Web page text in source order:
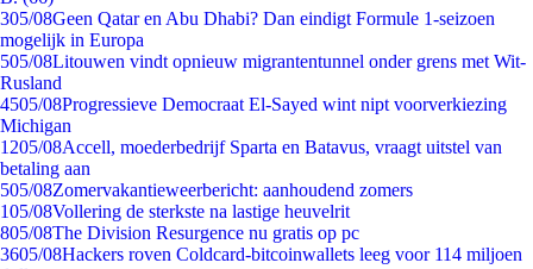
305/08Geen Qatar en Abu Dhabi? Dan eindigt Formule 1-seizoen
mogelijk in Europa
505/08Litouwen vindt opnieuw migrantentunnel onder grens met Wit-
Rusland
4505/08Progressieve Democraat El-Sayed wint nipt voorverkiezing
Michigan
1205/08Accell, moederbedrijf Sparta en Batavus, vraagt uitstel van
betaling aan
505/08Zomervakantieweerbericht: aanhoudend zomers
105/08Vollering de sterkste na lastige heuvelrit
805/08The Division Resurgence nu gratis op pc
3605/08Hackers roven Coldcard-bitcoinwallets leeg voor 114 miljoen